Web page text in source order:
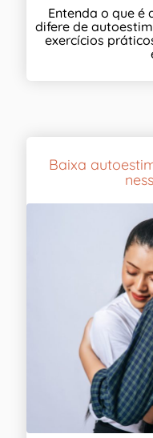
Entenda o que é
difere de
exercícios
Baixa